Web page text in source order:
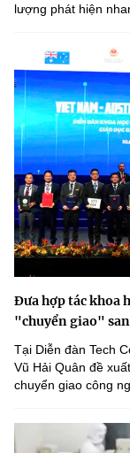
lượng phát hiện
Đưa hợp tác khoa
"chuyển giao"
Tại Diễn đàn Tech
Vũ Hải Quân đề
chuyển giao công